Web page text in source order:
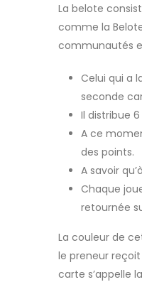
La belote
comme la
communautés
Celui qui a
seconde
Il distribue
A ce
des points.
A savoir
Chaque
retournée
La couleur de
le preneur
carte s’appelle